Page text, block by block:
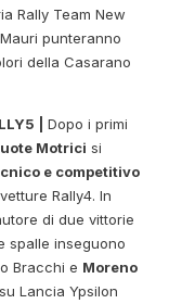
Rally Team New
punteranno
della Casarano
|
Dopo i primi
Motrici si
e competitivo
Rally4. In
di due vittorie
spalle inseguono
Bracchi e Moreno
Lancia Ypsilon